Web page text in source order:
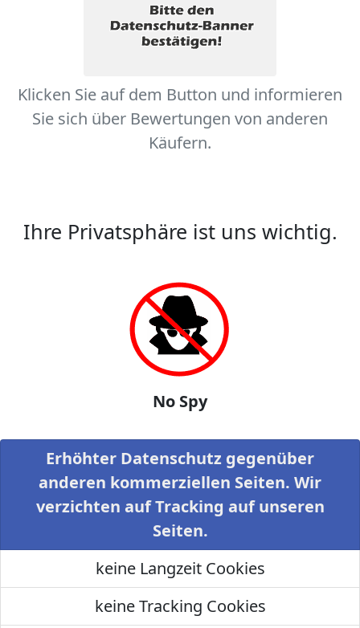
Klicken Sie auf dem Button und informieren
Sie sich über Bewertungen von anderen
Käufern.
Ihre Privatsphäre ist uns wichtig.
No Spy
Erhöhter Datenschutz gegenüber
anderen kommerziellen Seiten. Wir
verzichten auf Tracking auf unseren
Seiten.
keine Langzeit Cookies
keine Tracking Cookies